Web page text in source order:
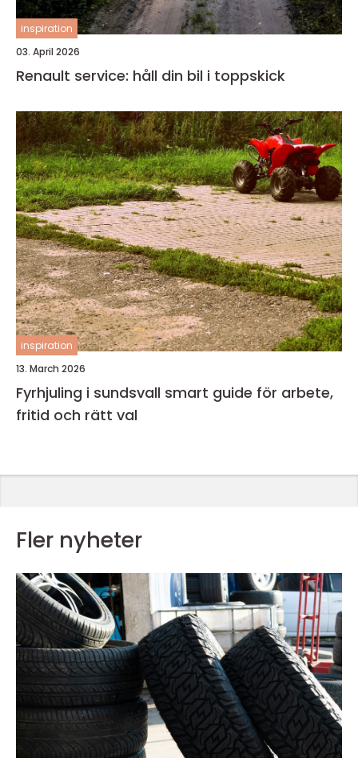
inspiration
03. April 2026
Renault service: håll din bil i toppskick
inspiration
13. March 2026
Fyrhjuling i sundsvall smart guide för arbete,
fritid och rätt val
Fler nyheter